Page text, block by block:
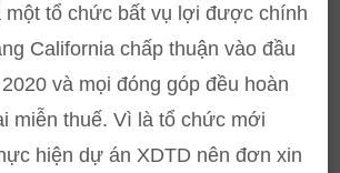
một tổ chức bất vụ lợi được chính
California chấp thuận vào đầu
và mọi đóng góp đều hoàn
miễn thuế. Vì là tổ chức mới
hiện dự án XDTD nên đơn xin